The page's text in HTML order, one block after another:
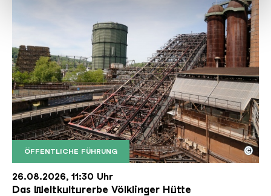
ÖFFENTLICHE FÜHRUNG
Der Erzschrägaufzug der Völklinger Hütte mit
Copyright: Weltkulturerbe Völklinger Hütte | Karl
©
26.08.2026, 11:30 Uhr
Das Weltkulturerbe Völklinger Hütte